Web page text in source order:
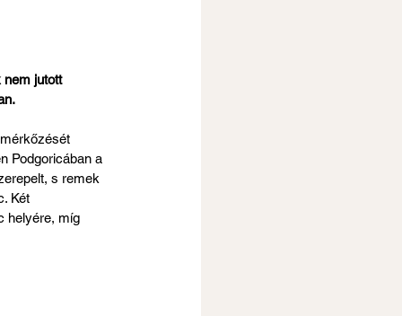
nem jutott
Podgoricában a
s remek
Két
helyére, míg